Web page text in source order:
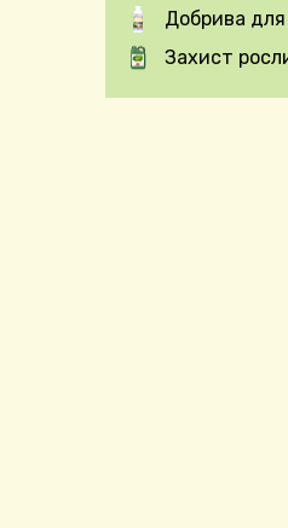
Добрива
Expand
Захист
Expand